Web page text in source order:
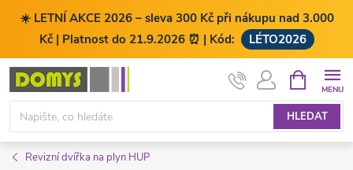
☀️ LETNÍ AKCE 2026 – sleva 300 Kč při nákupu nad 3.000
Kč | Platnost do 21.9.2026 ⏰ | Kód:
LÉTO2026
Přejít
obsah
HLEDAT
NÁKUPNÍ
KOŠÍK
Revizní dvířka na plyn HUP